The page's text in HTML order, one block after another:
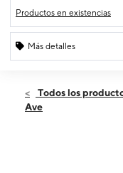
Productos en existencias
Más detalles
Jueves:10:00 a. m.
Viernes:
Todos los
Ave